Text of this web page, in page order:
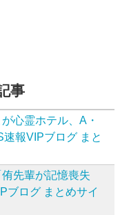
事
心霊ホテル、A・
速報VIPブログ まと
侑先輩が記憶喪失
ブログ まとめサイ